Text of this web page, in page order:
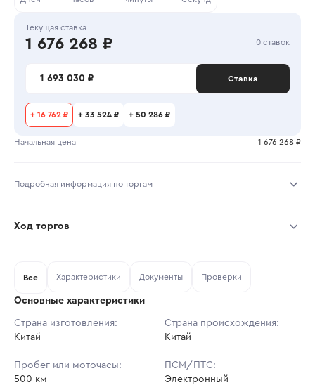
Текущая ставка
1 676 268 ₽ 0 ставок
1 693 030 ₽ Ставка
+ 16 762 ₽ + 33 524 ₽ + 50 286 ₽
Начальная цена 1 676 268 ₽
Подробная информация по торгам
Тип аукциона: Открытые торги
Шаг торгов: 16 762 ₽
Кол-во ставок:
Ход торгов
Ставок не найдено
в аукционах
Все Характеристики Документы Проверки
Основные характеристики
Страна изготовления:
Китай
Страна происхождения:
Китай
Пробег или моточасы:
500 км
ПСМ/ПТС:
Электронный